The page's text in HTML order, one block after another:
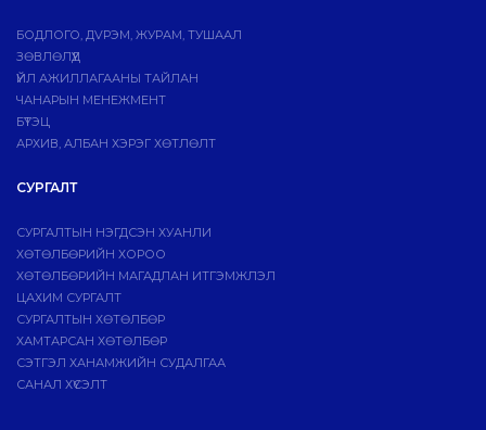
БОДЛОГО, ДVРЭМ, ЖУРАМ, ТУШААЛ
ЗӨВЛӨЛҮҮД
ҮЙЛ АЖИЛЛАГААНЫ ТАЙЛАН
ЧАНАРЫН МЕНЕЖМЕНТ
БҮТЭЦ
АРХИВ, АЛБАН ХЭРЭГ ХӨТЛӨЛТ
СУРГАЛТ
СУРГАЛТЫН НЭГДСЭН ХУАНЛИ
ХӨТӨЛБӨРИЙН ХОРОО
ХӨТӨЛБӨРИЙН МАГАДЛАН ИТГЭМЖЛЭЛ
ЦАХИМ СУРГАЛТ
СУРГАЛТЫН ХӨТӨЛБӨР
ХАМТАРСАН ХӨТӨЛБӨР
СЭТГЭЛ ХАНАМЖИЙН СУДАЛГАА
САНАЛ ХҮСЭЛТ